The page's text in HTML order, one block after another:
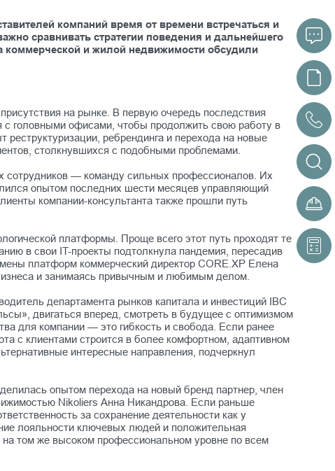
компаний время от времени встречаться и
сравнивать стратегии поведения и дальнейшего
коммерческой и жилой недвижимости обсудили
на рынке. В первую очередь последствия
с головными офисами, чтобы продолжить свою работу в
ребрендинга и перехода на новые
столкнувшихся с подобными проблемами.
сотрудников — команду сильных профессионалов. Их
опытом последних шести месяцев управляющий
компании-консультанта также прошли путь
платформы. Проще всего этот путь проходят те
в свои IT-проекты подтолкнула пандемия, пересадив
платформ коммерческий директор CORE.XP Елена
и занимаясь привычным и любимым делом.
департамента рынков капитала и инвестиций IBC
двигаться вперед, смотреть в будущее с оптимизмом
для компании — это гибкость и свобода. Если ранее
с клиентами строится в более комфортном, адаптивном
интересные направления, подчеркнул
опытом перехода на новый бренд партнер, член
Nikoliers Анна Никандрова. Если раньше
за сохранение деятельности как у
лояльности ключевых людей и положительная
на том же высоком профессиональном уровне по всем